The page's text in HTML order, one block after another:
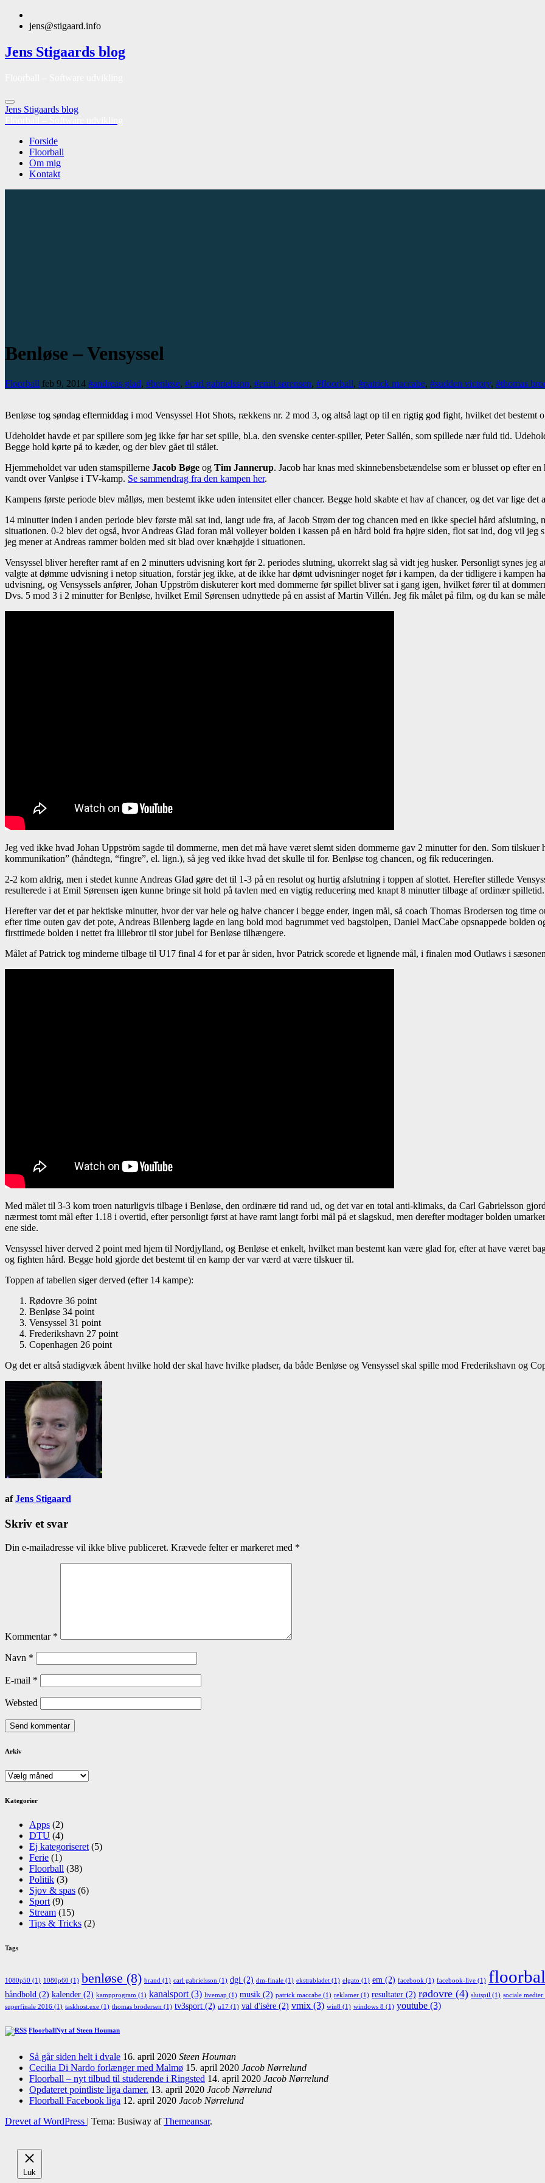
jens@stigaard.info
Jens Stigaards blog
Jens Stigaards blog
Forside
Floorball
Om mig
Kontakt
Benløse – Vensyssel
Floorball feb 9, 2014 #andreas glad, #benløse, #carl gabrielsson, #emil sørensen, #floorball, #patrick maccabe, #sudden victory, #thomas
Benløse tog søndag eftermiddag i mod Vensyssel Hot Shots, rækkens nr. 2 mod 3, og altså lagt op til en rigtig god fight, hvilket det bestemt
Udeholdet havde et par spillere som jeg ikke før har set spille, bl.a. den svenske center-spiller, Peter Sallén, som spillede nær fuld tid.
Begge hold kørte på to kæder, og der blev gået til stålet.
Hjemmeholdet var uden stamspillerne Jacob Bøge og Tim Jannerup. Jacob har knas med skinnebensbetændelse som er blusset op efter
vandt over Vanløse i TV-kamp. Se sammendrag fra den kampen her.
Kampens første periode blev målløs, men bestemt ikke uden intensitet eller chancer. Begge hold skabte et hav af chancer, og det var lige
14 minutter inden i anden periode blev første mål sat ind, langt ude fra, af Jacob Strøm der tog chancen med en ikke speciel hård
situationen. 0-2 blev det også, hvor Andreas Glad foran mål volleyer bolden i kassen på en hård bold fra højre siden, flot sat ind, dog vil
jeg mener at Andreas rammer bolden med sit blad over knæhøjde i situationen.
Vensyssel bliver herefter ramt af en 2 minutters udvisning kort før 2. periodes slutning, ukorrekt slag så vidt jeg husker. Personligt synes
valgte at dømme udvisning i netop situation, forstår jeg ikke, at de ikke har dømt udvisninger noget før i kampen, da der tidligere i kampen
udvisning, og Vensyssels anfører, Johan Uppström diskuterer kort med dommerne før spillet bliver sat i gang igen, hvilket fører til at
Dvs. 5 mod 3 i 2 minutter for Benløse, hvilket Emil Sørensen udnyttede på en assist af Martin Villén. Jeg fik målet på film, og du kan se
Jeg ved ikke hvad Johan Uppström sagde til dommerne, men det må have været slemt siden dommerne gav 2 minutter for den. Som
kommunikation” (håndtegn, “fingre”, el. lign.), så jeg ved ikke hvad det skulle til for. Benløse tog chancen, og fik reduceringen.
2-2 kom aldrig, men i stedet kunne Andreas Glad gøre det til 1-3 på en resolut og hurtig afslutning i toppen af slottet. Herefter stillede
resulterede i at Emil Sørensen igen kunne bringe sit hold på tavlen med en vigtig reducering med knapt 8 minutter tilbage af ordinær spilletid.
Herefter var det et par hektiske minutter, hvor der var hele og halve chancer i begge ender, ingen mål, så coach Thomas Brodersen tog
efter time outen gav det pote, Andreas Bilenberg lagde en lang bold mod bagrummet ved bagstolpen, Daniel MacCabe opsnappede
firsttimede bolden i nettet fra lillebror til stor jubel for Benløse tilhængere.
Målet af Patrick tog minderne tilbage til U17 final 4 for et par år siden, hvor Patrick scorede et lignende mål, i finalen mod Outlaws i
Med målet til 3-3 kom troen naturligvis tilbage i Benløse, den ordinære tid rand ud, og det var en total anti-klimaks, da Carl Gabrielsson
nærmest tomt mål efter 1.18 i overtid, efter personligt først at have ramt langt forbi mål på et slagskud, men derefter modtager bolden
ene side.
Vensyssel hiver derved 2 point med hjem til Nordjylland, og Benløse et enkelt, hvilket man bestemt kan være glad for, efter at have været
og fighten hård. Begge hold gjorde det bestemt til en kamp der var værd at være tilskuer til.
Toppen af tabellen siger derved (efter 14 kampe):
Rødovre 36 point
Benløse 34 point
Vensyssel 31 point
Frederikshavn 27 point
Copenhagen 26 point
Og det er altså stadigvæk åbent hvilke hold der skal have hvilke pladser, da både Benløse og Vensyssel skal spille mod Frederikshavn og
afJens Stigaard
Skriv et svar
Din e-mailadresse vil ikke blive publiceret. Krævede felter er markeret med *
Kommentar *
Navn *
E-mail *
Websted
Arkiv
Arkiv
Kategorier
Apps (2)
DTU (4)
Ej kategoriseret (5)
Ferie (1)
Floorball (38)
Politik (3)
Sjov & spas (6)
Sport (9)
Stream (15)
Tips & Tricks (2)
Tags
1080p50 (1) 1080p60 (1) benløse (8) brand (1) carl gabrielsson (1) dgi (2) dm-finale (1) ekstrabladet (1) elgato (1) em (2) facebook (1) facebook-live (1)
håndbold (2) kalender (2) kampprogram (1) kanalsport (3) livemap (1) musik (2) patrick maccabe (1) reklamer (1) resultater (2) rødovre (4) slutspil (1) sociale medier
superfinale 2016 (1) taskhost.exe (1) thomas brodersen (1) tv3sport (2) u17 (1) val d'isère (2) vmix (3) win8 (1) windows 8 (1) youtube (3)
FloorballNyt af Steen Houman
Så går siden helt i dvale 16. april 2020 Steen Houman
Cecilia Di Nardo forlænger med Malmø 15. april 2020 Jacob Nørrelund
Floorball – nyt tilbud til studerende i Ringsted 14. april 2020 Jacob Nørrelund
Opdateret pointliste liga damer. 13. april 2020 Jacob Nørrelund
Floorball Facebook liga 12. april 2020 Jacob Nørrelund
Drevet af WordPress | Tema: Busiway afThemeansar.
Luk